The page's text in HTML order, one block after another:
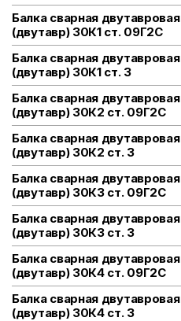
Балка сварная двутавровая
(двутавр) 30К1 ст. 09Г2С
Балка сварная двутавровая
(двутавр) 30К1 ст. 3
Балка сварная двутавровая
(двутавр) 30К2 ст. 09Г2С
Балка сварная двутавровая
(двутавр) 30К2 ст. 3
Балка сварная двутавровая
(двутавр) 30К3 ст. 09Г2С
Балка сварная двутавровая
(двутавр) 30К3 ст. 3
Балка сварная двутавровая
(двутавр) 30К4 ст. 09Г2С
Балка сварная двутавровая
(двутавр) 30К4 ст. 3